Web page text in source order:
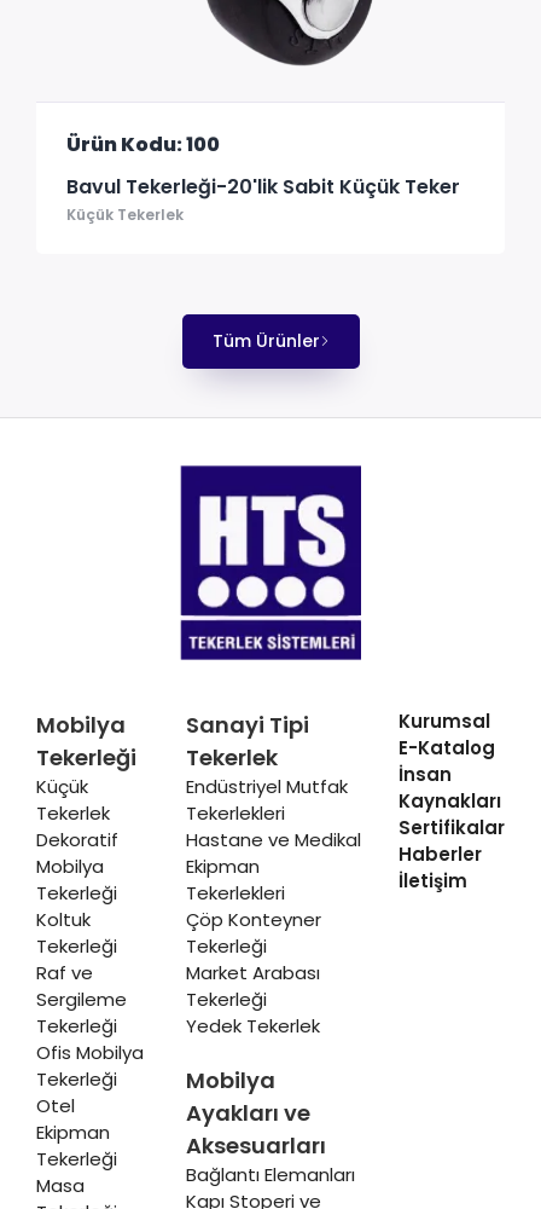
Ürün Kodu: 100
Bavul Tekerleği-20'lik Sabit Küçük Teker
Küçük Tekerlek
Tüm Ürünler
Mobilya
Tekerleği
Küçük
Tekerlek
Dekoratif
Mobilya
Tekerleği
Koltuk
Tekerleği
Raf ve
Sergileme
Tekerleği
Ofis Mobilya
Tekerleği
Otel
Ekipman
Tekerleği
Masa
Sanayi Tipi
Tekerlek
Endüstriyel Mutfak
Tekerlekleri
Hastane ve Medikal
Ekipman
Tekerlekleri
Çöp Konteyner
Tekerleği
Market Arabası
Tekerleği
Yedek Tekerlek
Mobilya
Ayakları ve
Aksesuarları
Bağlantı Elemanları
Kapı Stoperi ve
Kurumsal
E-Katalog
İnsan
Kaynakları
Sertifikalar
Haberler
İletişim